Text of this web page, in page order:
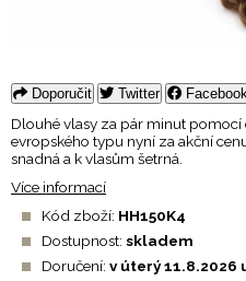
Doporučit Twitter
Dlouhé vlasy za pár minut
evropského typu nyní za akční
snadná a k vlasům šetrná.
Více informací
Kód zboží: HH150K4
Dostupnost: skladem
Doručení: v úterý 11.8.2026